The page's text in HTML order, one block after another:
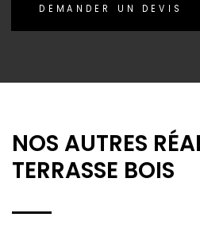
DEMANDER UN DEVIS
NOS AUTRES
TERRASSE BOIS